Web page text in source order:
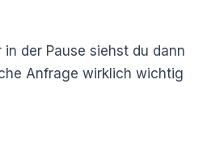
in der Pause siehst du dann
Anfrage wirklich wichtig